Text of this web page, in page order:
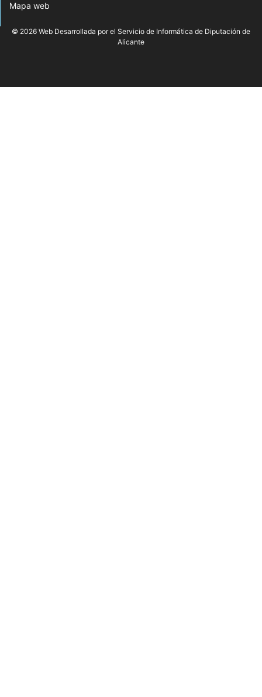
Mapa web
© 2026 Web Desarrollada por el Servicio de Informática de Diputación de
Alicante